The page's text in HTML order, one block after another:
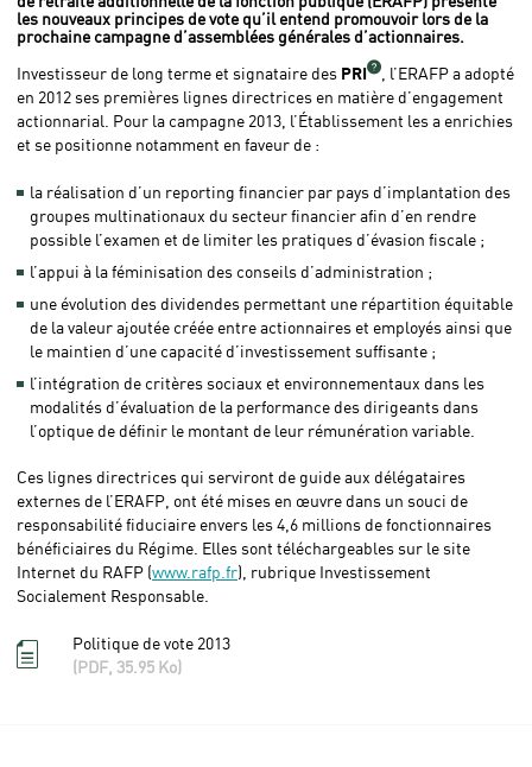
les nouveaux principes de vote qu’il entend promouvoir lors de la
prochaine campagne d’assemblées générales d’actionnaires.
Investisseur de long terme et signataire des PRI
, l’ERAFP a adopté
en 2012 ses premières lignes directrices en matière d’engagement
actionnarial. Pour la campagne 2013, l’Établissement les a enrichies
et se positionne notamment en faveur de :
la réalisation d’un reporting financier par pays d’implantation des
groupes multinationaux du secteur financier afin d’en rendre
possible l’examen et de limiter les pratiques d’évasion fiscale ;
l’appui à la féminisation des conseils d’administration ;
une évolution des dividendes permettant une répartition équitable
de la valeur ajoutée créée entre actionnaires et employés ainsi que
le maintien d’une capacité d’investissement suffisante ;
l’intégration de critères sociaux et environnementaux dans les
modalités d’évaluation de la performance des dirigeants dans
l’optique de définir le montant de leur rémunération variable.
Ces lignes directrices qui serviront de guide aux délégataires
externes de l’ERAFP, ont été mises en œuvre dans un souci de
responsabilité fiduciaire envers les 4,6 millions de fonctionnaires
bénéficiaires du Régime. Elles sont téléchargeables sur le site
Internet du RAFP (www.rafp.fr), rubrique Investissement
Socialement Responsable.
Politique de vote 2013
(PDF, 35.95 Ko)